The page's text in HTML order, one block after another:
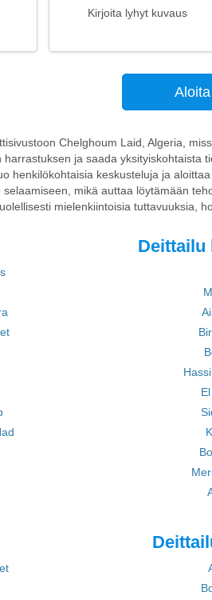
Kirjoita lyhyt kuvaus
Chelghoum Laid, Algeria,
harrastuksen ja saada yksityiskohtaista
henkilökohtaisia keskusteluja ja
mikä auttaa löytämään
mielenkiintoisia tuttavuuksia,
Deittailu